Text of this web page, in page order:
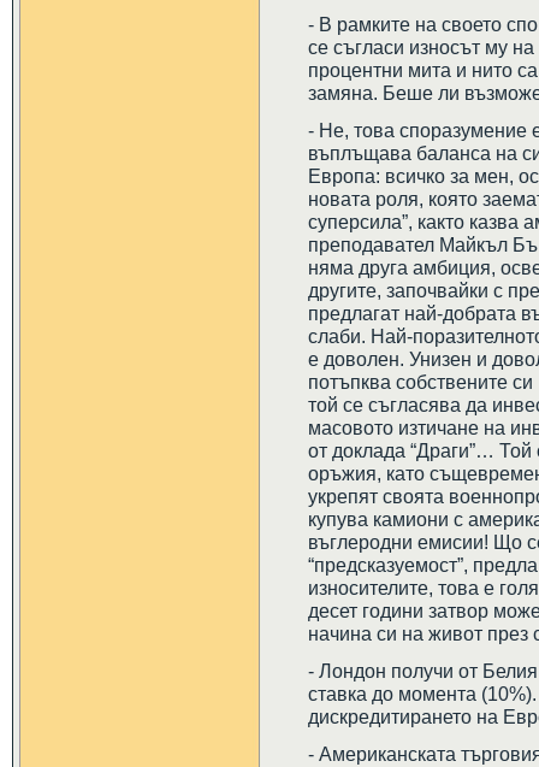
- В рамките на своето
се съгласи износът му
процентни мита и нито
замяна. Беше ли
- Не, това споразумение
въплъщава баланса на
Европа: всичко за мен,
новата роля, която
суперсила”, както казва
преподавател Майкъл
няма друга амбиция,
другите, започвайки с
предлагат най-добрата
слаби. Най-
е доволен. Унизен и
потъпква собствените
той се съгласява да
масовото изтичане на
от доклада “Драги”…
оръжия, като
укрепят своята
купува камиони с
въглеродни емисии! Що
“предсказуемост”,
износителите, това е
десет години затвор
начина си на живот през
- Лондон получи от
ставка до момента (10%).
дискредитирането на
- Американската